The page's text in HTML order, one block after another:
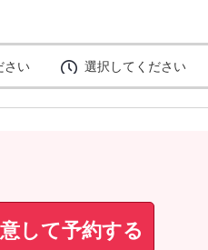
さい 選択してください
して予約する